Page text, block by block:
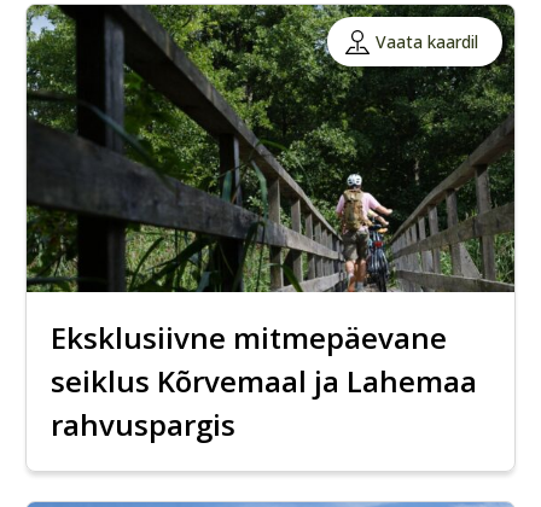
Vaata kaardil
Eksklusiivne mitmepäevane
seiklus Kõrvemaal ja Lahemaa
rahvuspargis